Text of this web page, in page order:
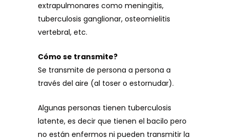
extrapulmonares como meningitis,
tuberculosis ganglionar, osteomielitis
vertebral, etc.
Cómo se transmite?
Se transmite de persona a persona a
través del aire (al toser o estornudar).
Algunas personas tienen tuberculosis
latente, es decir que tienen el bacilo pero
no están enfermos ni pueden transmitir la